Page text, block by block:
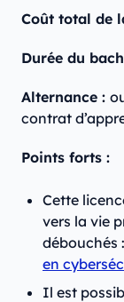
Coût total de
Durée du
Alternance :
contrat
Points forts :
Cette
vers la vie
débouchés
en
Il est